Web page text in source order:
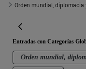
Orden mundial, diplomacia
Entradas con Categorías
Orden mundial,